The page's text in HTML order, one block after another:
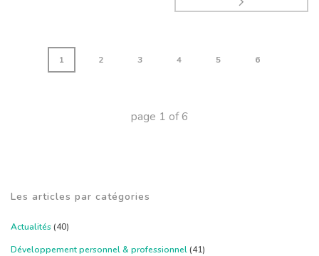
1 2 3 4 5 6
page 1 of6
Les articles par catégories
Actualités(40)
Développement personnel & professionnel(41)